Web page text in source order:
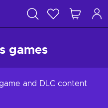
games
and DLC content